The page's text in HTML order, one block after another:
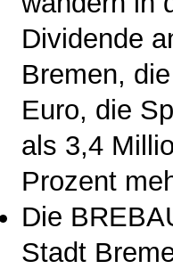
Dividende
Bremen,
Euro, die
als 3,4
Prozent
Die
Stadt